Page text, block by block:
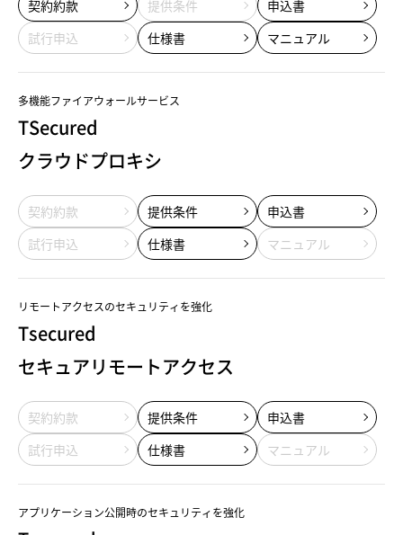
契約約款 提供条件
申込書
試行申込
仕様書 マニュアル
多機能ファイアウォールサービス
TSecured
クラウドプロキシ
契約約款 提供条件
申込書
試行申込
仕様書 マニュアル
リモートアクセスのセキュリティを強化
Tsecured
セキュアリモートアクセス
契約約款 提供条件
申込書
試行申込
仕様書 マニュアル
アプリケーション公開時のセキュリティを強化